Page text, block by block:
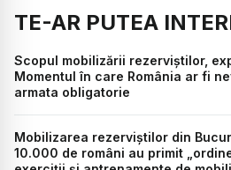
TE-AR PUTEA
Scopul mobilizării rezerviștilor,
Momentul în care România ar fi
armata obligatorie
Mobilizarea rezerviștilor din
10.000 de români au primit